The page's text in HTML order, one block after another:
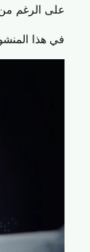
على الرغم من
في هذا